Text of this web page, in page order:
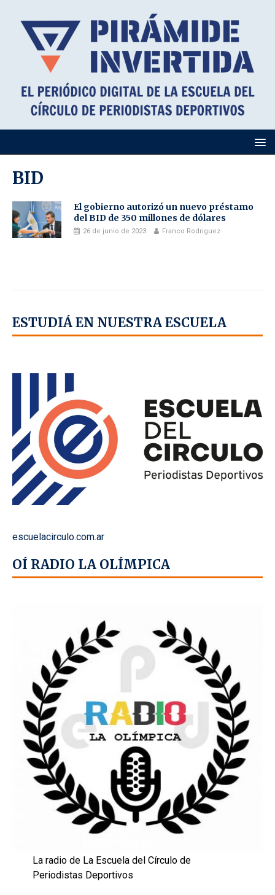
BID
El gobierno autorizó un nuevo préstamo
del BID de 350 millones de dólares
26 de junio de 2023 Franco Rodriguez
ESTUDIÁ EN NUESTRA ESCUELA
escuelacirculo.com.ar
OÍ RADIO LA OLÍMPICA
La radio de La Escuela del Círculo de
Periodistas Deportivos